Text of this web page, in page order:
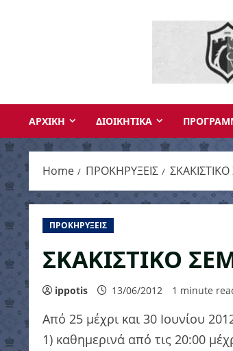
ΑΡΧΙΚΗ ΔΙΟΙΚΗΤΙΚΑ
Home ΠΡΟΚΗΡΥΞΕΙΣ
ΠΡΟΚΗΡΥΞΕΙΣ
ΣΚΑΚΙΣΤΙΚΟ
ippotis 13/06/2012 1 minute
Από 25 μέχρι και 30 Ιουνίου
1) καθημερινά από τις 20:00